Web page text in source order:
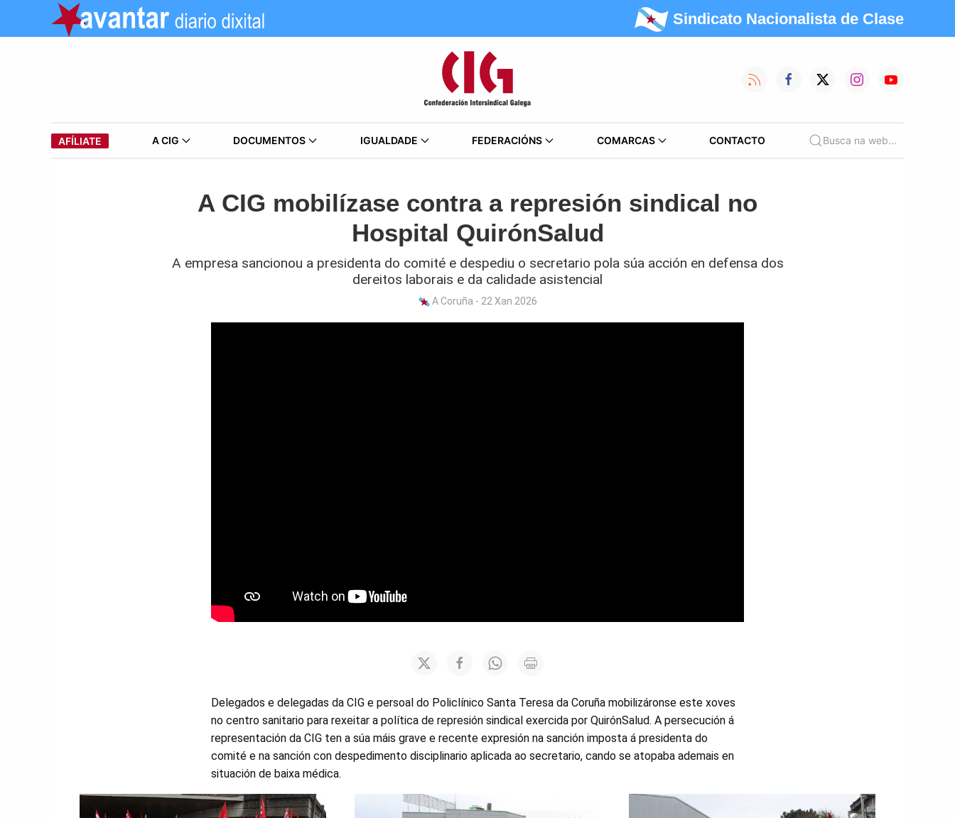
Sindicato Nacionalista de Clase
AFÍLIATE A CIG DOCUMENTOS IGUALDADE FEDERACIÓNS COMARCAS CONTACTO Busca na web...
A CIG mobilízase contra a represión sindical no
Hospital QuirónSalud
A empresa sancionou a presidenta do comité e despediu o secretario pola súa acción en defensa dos
dereitos laborais e da calidade asistencial
A Coruña - 22 Xan 2026
Delegados e delegadas da CIG e persoal do Policlínico Santa Teresa da Coruña mobilizáronse este xoves
no centro sanitario para rexeitar a política de represión sindical exercida por QuirónSalud. A persecución á
representación da CIG ten a súa máis grave e recente expresión na sanción imposta á presidenta do
comité e na sanción con despedimento disciplinario aplicada ao secretario, cando se atopaba ademais en
situación de baixa médica.